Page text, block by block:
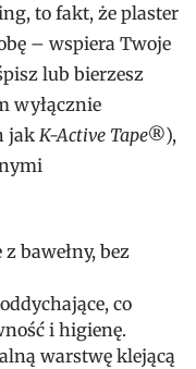
to fakt, że plaster
– wspiera Twoje
lub bierzesz
wyłącznie
jak K-Active Tape®),
bawełny, bez
co
i higienę.
warstwę klejącą